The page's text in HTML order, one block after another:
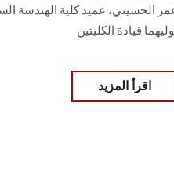
الحسيني، عميد كلية الهندسة
قيادة الكليتين
اقرأ المزيد